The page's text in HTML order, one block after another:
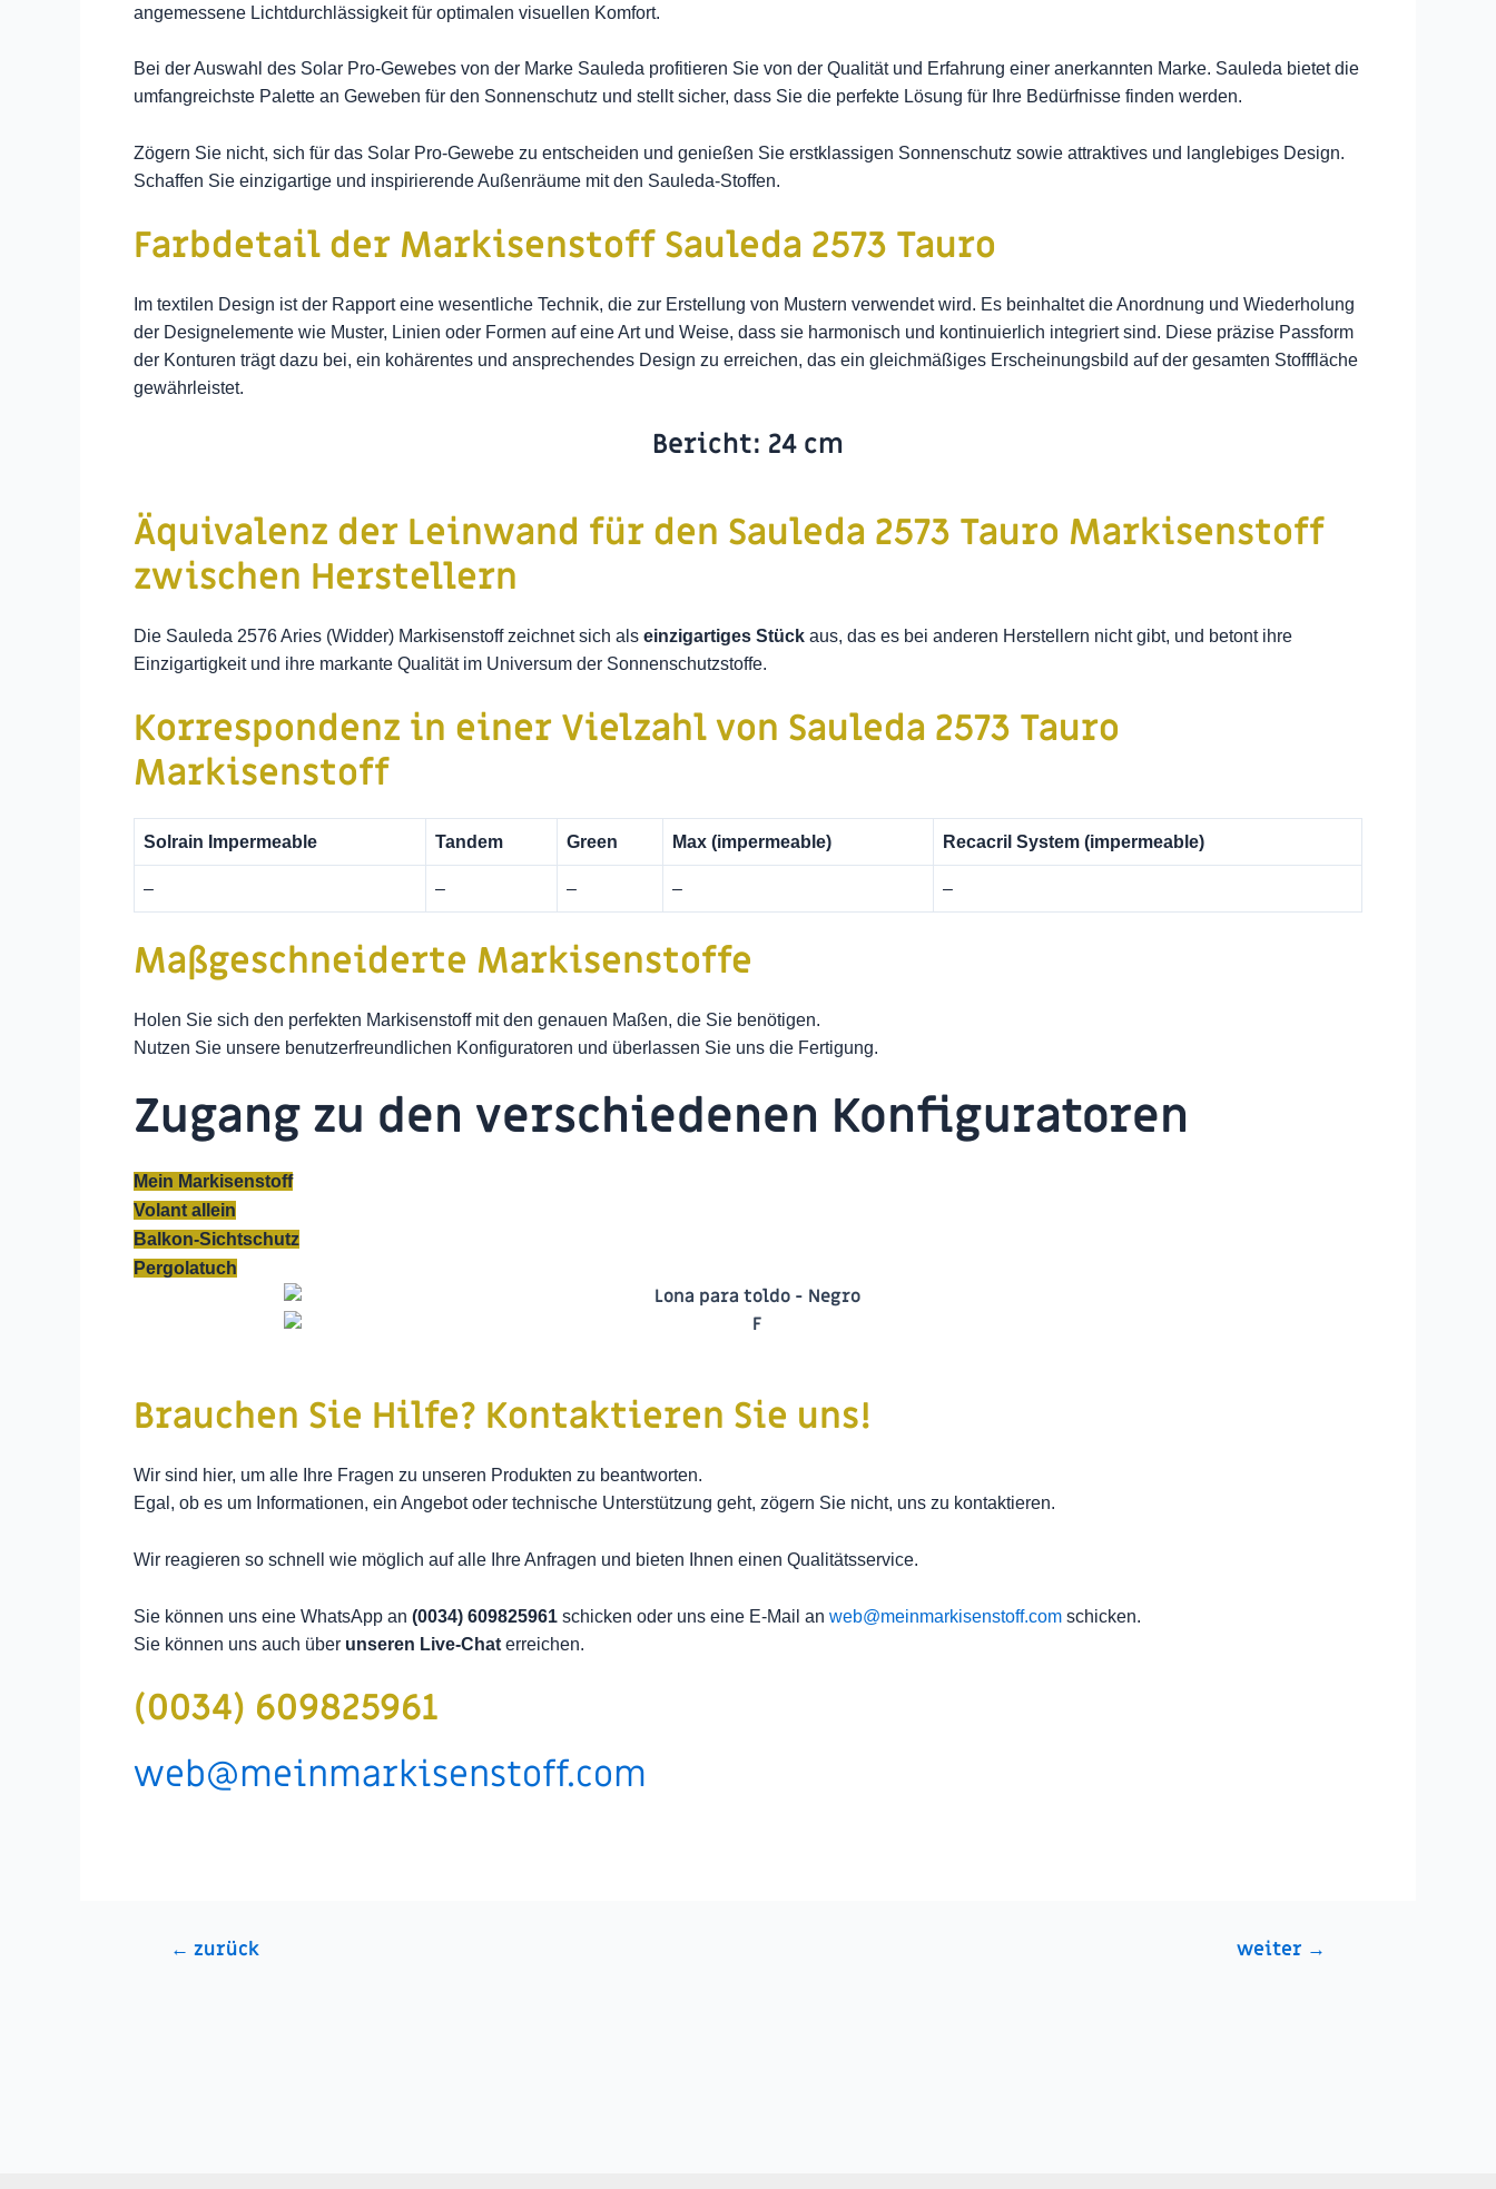
angemessene Lichtdurchlässigkeit für optimalen visuellen Komfort.
Bei der Auswahl des Solar Pro-Gewebes von der Marke Sauleda profitieren Sie von der Qualität und Erfahrung einer anerkannten Marke. Sauleda bietet die
umfangreichste Palette an Geweben für den Sonnenschutz und stellt sicher, dass Sie die perfekte Lösung für Ihre Bedürfnisse finden werden.
Zögern Sie nicht, sich für das Solar Pro-Gewebe zu entscheiden und genießen Sie erstklassigen Sonnenschutz sowie attraktives und langlebiges Design.
Schaffen Sie einzigartige und inspirierende Außenräume mit den Sauleda-Stoffen.
Farbdetail der Markisenstoff Sauleda 2573 Tauro
Im textilen Design ist der Rapport eine wesentliche Technik, die zur Erstellung von Mustern verwendet wird. Es beinhaltet die Anordnung und Wiederholung
der Designelemente wie Muster, Linien oder Formen auf eine Art und Weise, dass sie harmonisch und kontinuierlich integriert sind. Diese präzise Passform
der Konturen trägt dazu bei, ein kohärentes und ansprechendes Design zu erreichen, das ein gleichmäßiges Erscheinungsbild auf der gesamten Stofffläche
gewährleistet.
Bericht: 24 cm
Äquivalenz der Leinwand für den Sauleda 2573 Tauro Markisenstoff
zwischen Herstellern
Die Sauleda 2576 Aries (Widder) Markisenstoff zeichnet sich als einzigartiges Stück aus, das es bei anderen Herstellern nicht gibt, und betont ihre
Einzigartigkeit und ihre markante Qualität im Universum der Sonnenschutzstoffe.
Korrespondenz in einer Vielzahl von Sauleda 2573 Tauro
Markisenstoff
Solrain Impermeable Tandem Green Max (impermeable) Recacril System (impermeable)
– – – – –
Maßgeschneiderte Markisenstoffe
Holen Sie sich den perfekten Markisenstoff mit den genauen Maßen, die Sie benötigen.
Nutzen Sie unsere benutzerfreundlichen Konfiguratoren und überlassen Sie uns die Fertigung.
Zugang zu den verschiedenen Konfiguratoren
Mein Markisenstoff
Volant allein
Balkon-Sichtschutz
Pergolatuch
Brauchen Sie Hilfe? Kontaktieren Sie uns!
Wir sind hier, um alle Ihre Fragen zu unseren Produkten zu beantworten.
Egal, ob es um Informationen, ein Angebot oder technische Unterstützung geht, zögern Sie nicht, uns zu kontaktieren.
Wir reagieren so schnell wie möglich auf alle Ihre Anfragen und bieten Ihnen einen Qualitätsservice.
Sie können uns eine WhatsApp an (0034) 609825961 schicken oder uns eine E-Mail an web@meinmarkisenstoff.com schicken.
Sie können uns auch über unseren Live-Chat erreichen.
(0034) 609825961
web@meinmarkisenstoff.com
Beitragsnavigation
← zurück weiter →